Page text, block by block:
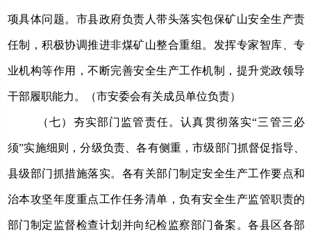
项具体问题。市县政府负责人带头落实包保矿山安全生产责
任制，积极协调推进非煤矿山整合重组。发挥专家智库、专
业机构等作用，不断完善安全生产工作机制，提升党政领导
干部履职能力。 （市安委会有关成员单位负责）
（七）夯实部门监管责任。认真贯彻落实“三管三必
须”实施细则，分级负责、各有侧重，市级部门抓督促指导、
县级部门抓措施落实。各有关部门制定安全生产工作要点和
治本攻坚年度重点工作任务清单，负有安全生产监管职责的
部门制定监督检查计划并向纪检监察部门备案。各县区各部